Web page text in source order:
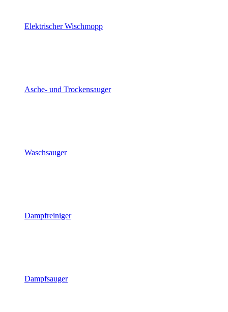
Elektrischer Wischmopp
Asche- und Trockensauger
Waschsauger
Dampfreiniger
Dampfsauger